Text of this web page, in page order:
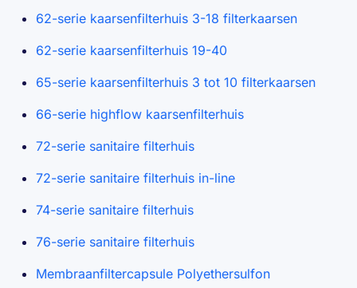
62-serie kaarsenfilterhuis 3-18 filterkaarsen
62-serie kaarsenfilterhuis 19-40
65-serie kaarsenfilterhuis 3 tot 10 filterkaarsen
66-serie highflow kaarsenfilterhuis
72-serie sanitaire filterhuis
72-serie sanitaire filterhuis in-line
74-serie sanitaire filterhuis
76-serie sanitaire filterhuis
Membraanfiltercapsule Polyethersulfon